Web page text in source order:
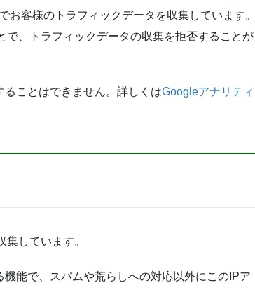
客様のトラフィックデータを収集しています。
、トラフィックデータの収集を拒否することが
ことはできません。詳しくはGoogleアナリティ
しています。
能で、スパムや荒らしへの対応以外にこのIPア